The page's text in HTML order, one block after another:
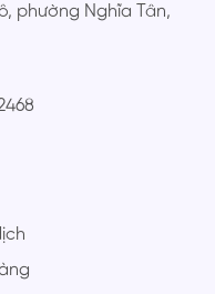
phường Nghĩa Tân,